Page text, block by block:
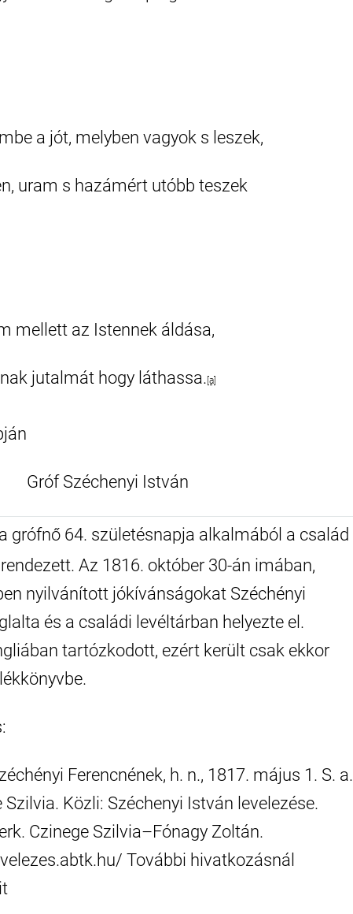
a jót, melyben vagyok s leszek,
uram s hazámért utóbb teszek
mellett az Istennek áldása,
jutalmát hogy láthassa. [a]
Gróf Széchenyi István
grófnő 64. születésnapja alkalmából a család
Az 1816. október 30-án imában,
nyilvánított jókívánságokat Széchényi
és a családi levéltárban helyezte el.
tartózkodott, ezért került csak ekkor
Ferencnének, h. n., 1817. május 1. S. a.
Szilvia. Közli: Széchenyi István levelezése.
Czinege Szilvia–Fónagy Zoltán.
További hivatkozásnál